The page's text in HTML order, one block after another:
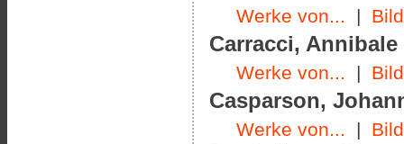
Werke von... |
Carracci, Annibale
Werke von... |
Casparson,
Werke von... |